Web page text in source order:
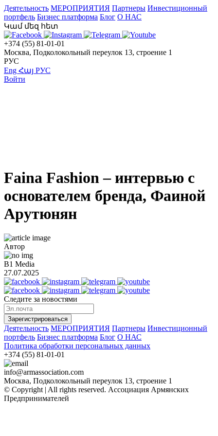
Деятельность МЕРОПРИЯТИЯ Партнеры Инвестиционный
портфель Бизнес платформа Блог О НАС
Կամ մեզ հետ
+374 (55) 81-01-01
Москва, Подколокольный переулок 13, строение 1
РУС
Eng Հայ РУС
Войти
Faina Fashion – интервью с
основателем бренда, Фаиной
Арутюнян
Автор
B1 Media
27.07.2025
Следите за новостями
Зарегистрироваться
Деятельность МЕРОПРИЯТИЯ Партнеры Инвестиционный
портфель Бизнес платформа Блог О НАС
Политика обработки персональных данных
+374 (55) 81-01-01
info@armassociation.com
Москва, Подколокольный переулок 13, строение 1
© Copyright | All rights reserved. Ассоциация Армянских
Предпринимателей